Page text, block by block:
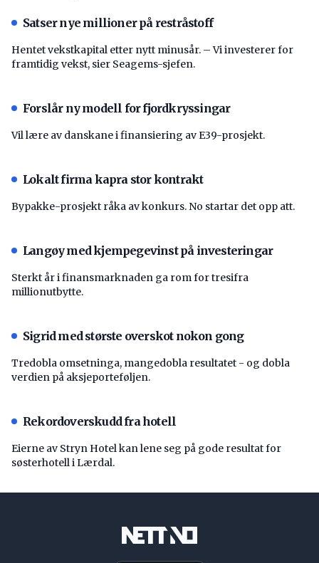
Satser nye millioner på restråstoff
Hentet vekstkapital etter nytt minusår. – Vi investerer for
framtidig vekst, sier Seagems-sjefen.
Forslår ny modell for fjordkryssingar
Vil lære av danskane i finansiering av E39-prosjekt.
Lokalt firma kapra stor kontrakt
Bypakke-prosjekt råka av konkurs. No startar det opp att.
Langøy med kjempegevinst på investeringar
Sterkt år i finansmarknaden ga rom for tresifra
millionutbytte.
Sigrid med største overskot nokon gong
Tredobla omsetninga, mangedobla resultatet - og dobla
verdien på aksjeporteføljen.
Rekordoverskudd fra hotell
Eierne av Stryn Hotel kan lene seg på gode resultat for
søsterhotell i Lærdal.